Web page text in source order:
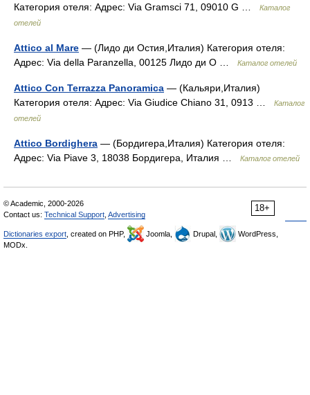
Категория отеля: Адрес: Via Gramsci 71, 09010 G …
Каталог
отелей
Attico al Mare — (Лидо ди Остия,Италия) Категория отеля:
Адрес: Via della Paranzella, 00125 Лидо ди О …
Каталог отелей
Attico Con Terrazza Panoramica — (Кальяри,Италия)
Категория отеля: Адрес: Via Giudice Chiano 31, 0913 …
Каталог
отелей
Attico Bordighera — (Бордигера,Италия) Категория отеля:
Адрес: Via Piave 3, 18038 Бордигера, Италия …
Каталог отелей
18+
© Academic, 2000-2026
Contact us: Technical Support Advertising
Dictionaries export , created on PHP, Joomla, Drupal,
WordPress,
MODx.